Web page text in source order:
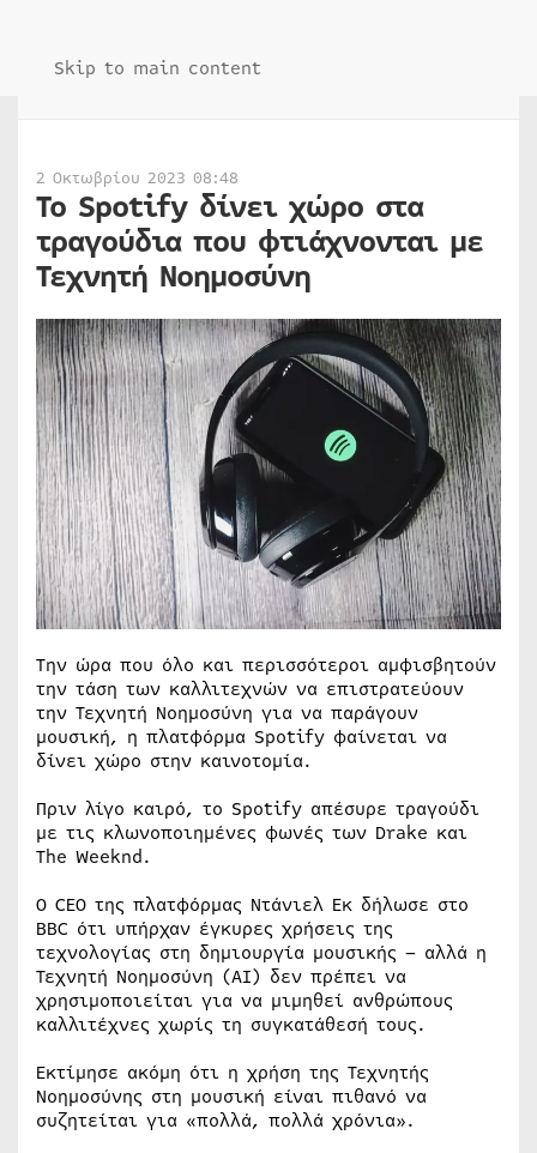
Skip to main content
2 Οκτωβρίου 2023 08:48
Το Spotify δίνει χώρο στα
τραγούδια που φτιάχνονται με
Τεχνητή Νοημοσύνη
Την ώρα που όλο και περισσότεροι αμφισβητούν
την τάση των καλλιτεχνών να επιστρατεύουν
την Τεχνητή Νοημοσύνη για να παράγουν
μουσική, η πλατφόρμα Spotify φαίνεται να
δίνει χώρο στην καινοτομία.
Πριν λίγο καιρό, το Spotify απέσυρε τραγούδι
με τις κλωνοποιημένες φωνές των Drake και
The Weeknd.
Ο CEO της πλατφόρμας Ντάνιελ Εκ δήλωσε στο
BBC ότι υπήρχαν έγκυρες χρήσεις της
τεχνολογίας στη δημιουργία μουσικής – αλλά η
Τεχνητή Νοημοσύνη (AI) δεν πρέπει να
χρησιμοποιείται για να μιμηθεί ανθρώπους
καλλιτέχνες χωρίς τη συγκατάθεσή τους.
Εκτίμησε ακόμη ότι η χρήση της Τεχνητής
Νοημοσύνης στη μουσική είναι πιθανό να
συζητείται για «πολλά, πολλά χρόνια».